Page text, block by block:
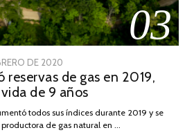
03
DE 2020
DE
JULIO
2025
reservas de gas en 2019,
de 9 años
todos sus índices durante 2019 y se
de gas natural en …